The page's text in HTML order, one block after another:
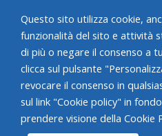
HOME
CHI SIAMO
Questo sito utilizza cookie,
funzionalità del sito e attività
di più o negare il consenso a
clicca sul pulsante
revocare il consenso in
sul link "Cookie policy" in
prendere visione della Cookie